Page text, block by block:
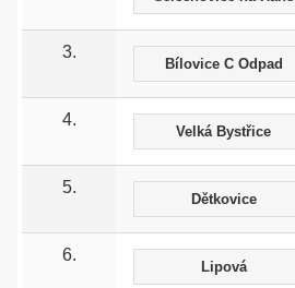
3.
Bílovice C Odpad
4.
Velká Bystřice
5.
Dětkovice
6.
Lipová